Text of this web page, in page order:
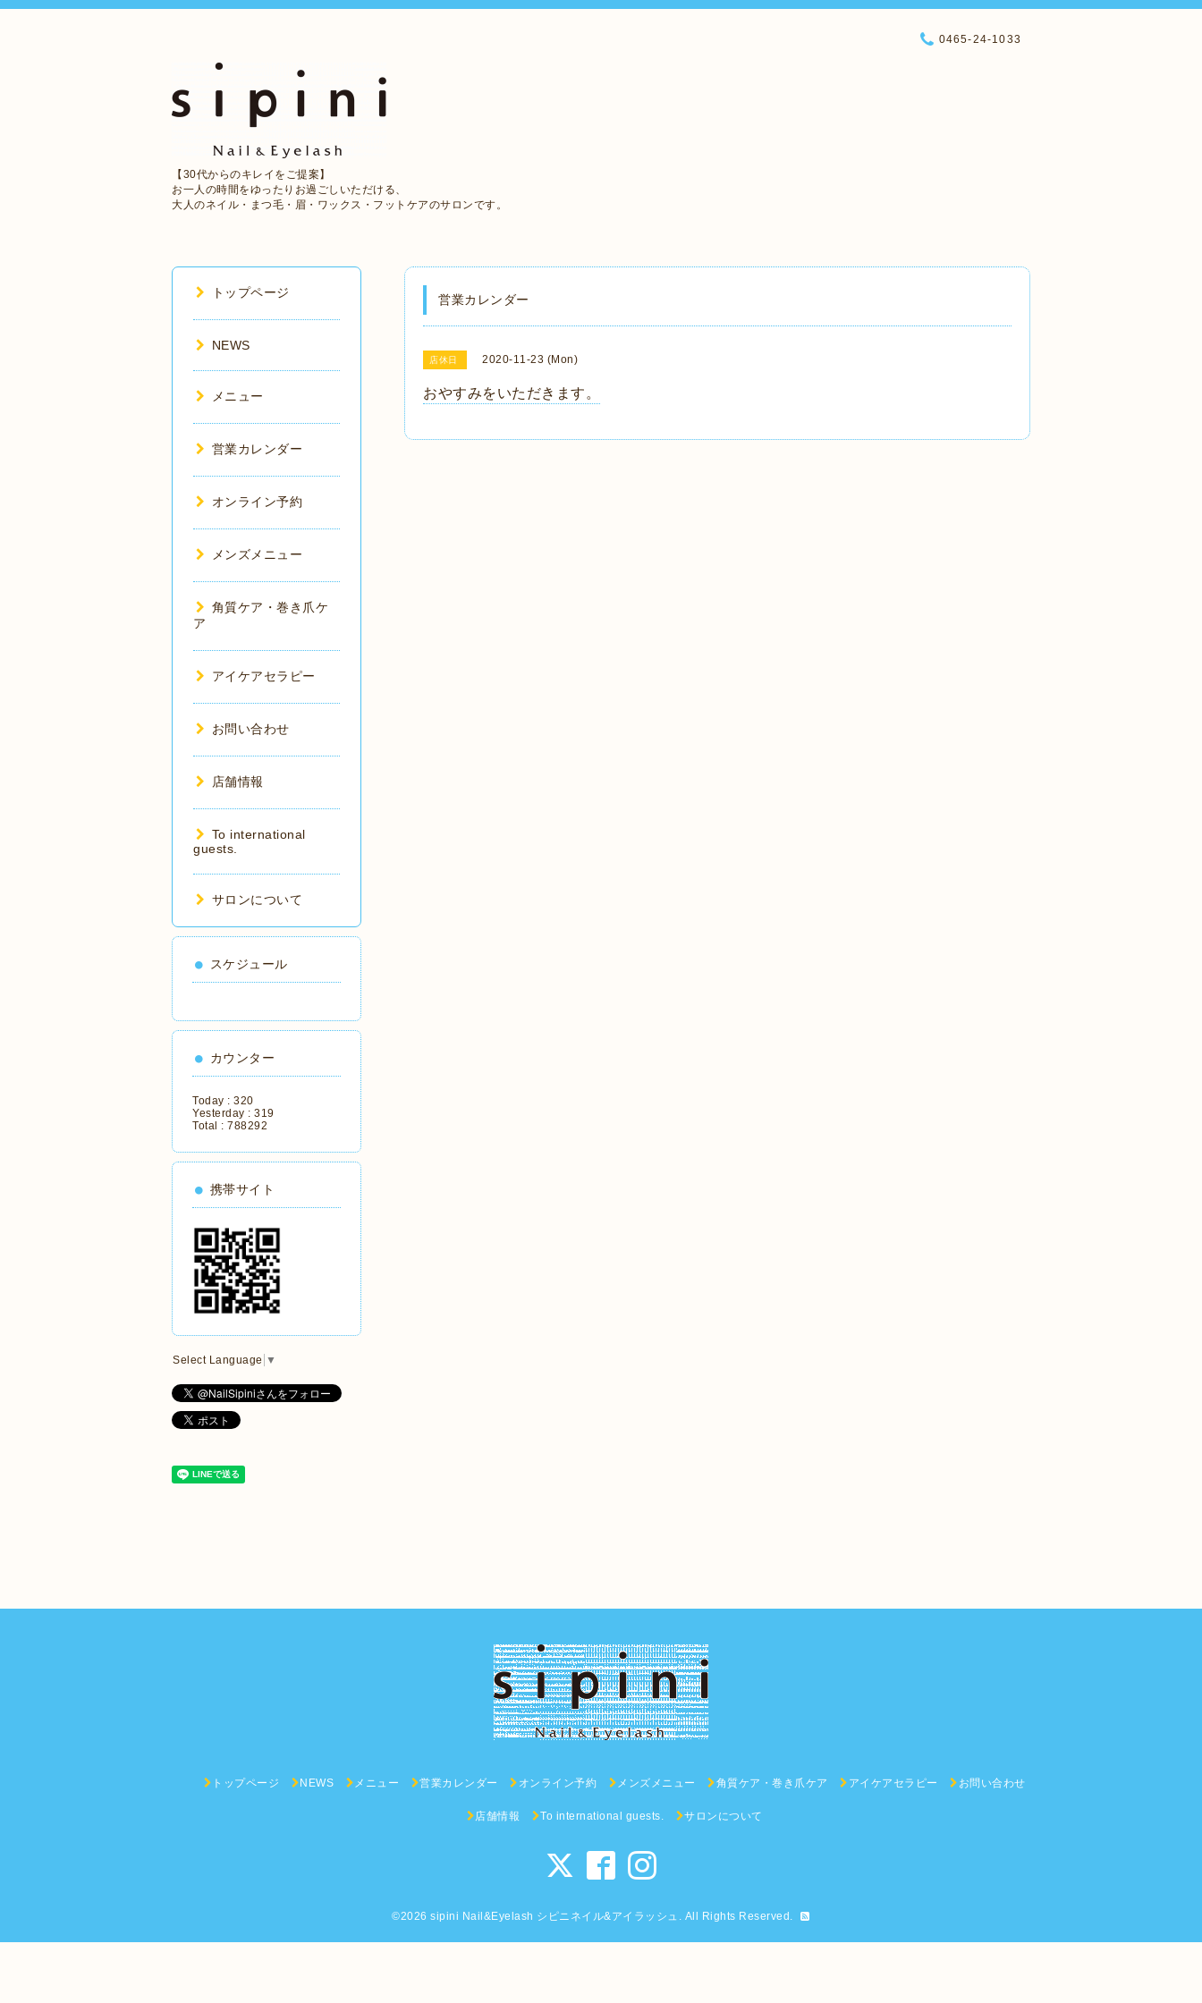
【30代からのキレイをご提案】
お一人の時間をゆったりお過ごしいただける、
大人のネイル・まつ毛・眉・ワックス・フットケアのサロンです。
0465-24-1033
営業カレンダー
店休日 2020-11-23 (Mon)
おやすみをいただきます。
トップページ
NEWS
メニュー
営業カレンダー
オンライン予約
メンズメニュー
角質ケア・巻き爪ケ
ア
アイケアセラピー
お問い合わせ
店舗情報
To international
guests.
サロンについて
スケジュール
カウンター
Today : 320
Yesterday : 319
Total : 788292
携帯サイト
Select Language ▼
トップページ NEWS メニュー 営業カレンダー オンライン予約 メンズメニュー 角質ケア・巻き爪ケア アイケアセラピー お問い合わせ
店舗情報 To international guests. サロンについて
©2026sipini Nail&Eyelash シピニネイル&アイラッシュ . All Rights Reserved.